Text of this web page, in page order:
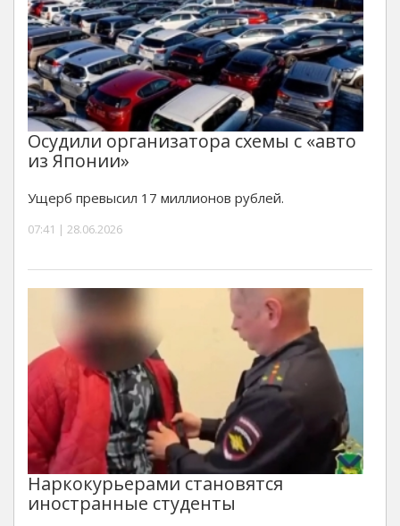
Осудили организатора схемы с «авто
из Японии»
Ущерб превысил 17 миллионов рублей.
07:41 | 28.06.2026
Наркокурьерами становятся
иностранные студенты